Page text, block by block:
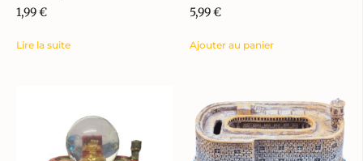
1,99€
Lire la suite
5,99€
Ajouter au panier